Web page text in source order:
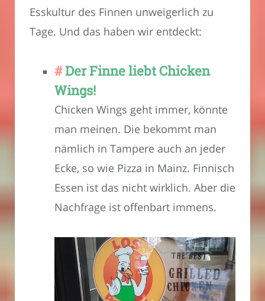
Esskultur des Finnen unweigerlich zu
Tage. Und das haben wir entdeckt:
Der Finne liebt Chicken
Wings!
Chicken Wings geht immer, könnte
man meinen. Die bekommt man
nämlich in Tampere auch an jeder
Ecke, so wie Pizza in Mainz. Finnisch
Essen ist das nicht wirklich. Aber die
Nachfrage ist offenbart immens.